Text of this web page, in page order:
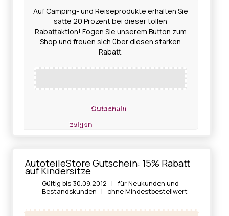
Auf Camping- und Reiseprodukte erhalten Sie
satte 20 Prozent bei dieser tollen
Rabattaktion! Fogen Sie unserem Button zum
Shop und freuen sich über diesen starken
Rabatt.
Gutschein
zeigen
AutoteileStore Gutschein: 15% Rabatt
auf Kindersitze
Gültig bis 30.09.2012 | für Neukunden und
Bestandskunden | ohne Mindestbestellwert